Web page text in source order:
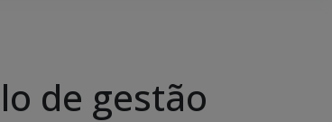
de gestão